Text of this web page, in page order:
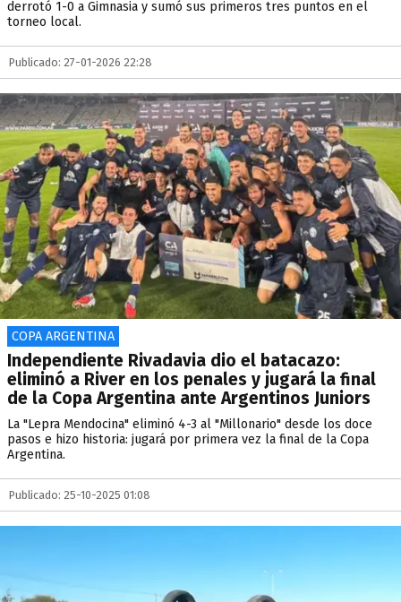
derrotó 1-0 a Gimnasia y sumó sus primeros tres puntos en el
torneo local.
Publicado: 27-01-2026 22:28
COPA ARGENTINA
Independiente Rivadavia dio el batacazo:
eliminó a River en los penales y jugará la final
de la Copa Argentina ante Argentinos Juniors
La "Lepra Mendocina" eliminó 4-3 al "Millonario" desde los doce
pasos e hizo historia: jugará por primera vez la final de la Copa
Argentina.
Publicado: 25-10-2025 01:08